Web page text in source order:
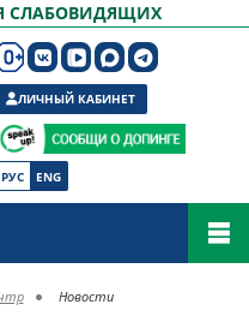
СЛАБОВИДЯЩИХ
РУС ENG
ЛИЧНЫЙ КАБИНЕТ
Новости